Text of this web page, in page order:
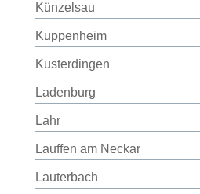
Künzelsau
Kuppenheim
Kusterdingen
Ladenburg
Lahr
Lauffen am Neckar
Lauterbach